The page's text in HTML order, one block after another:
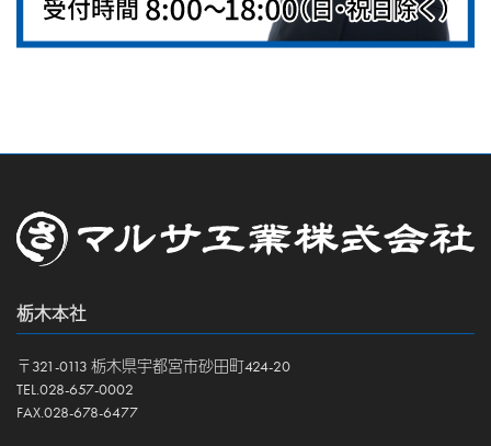
栃木本社
〒321-0113 栃木県宇都宮市砂田町424-20
TEL.028-657-0002
FAX.028-678-6477